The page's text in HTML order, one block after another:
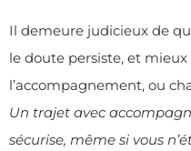
Il demeure judicieux de
le doute persiste, et
l’accompagnement, ou
Un trajet avec
sécurise, même si vous